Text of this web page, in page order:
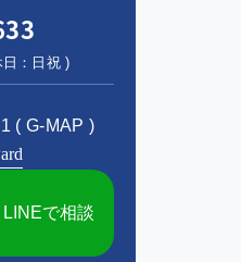
：日祝 )
1 (G-MAP )
LINEで相談